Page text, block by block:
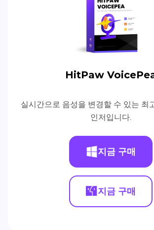
HitPaw
실시간으로 음성을 변경할 수 있는 최
인저입니다.
지금 구매
지금 구매